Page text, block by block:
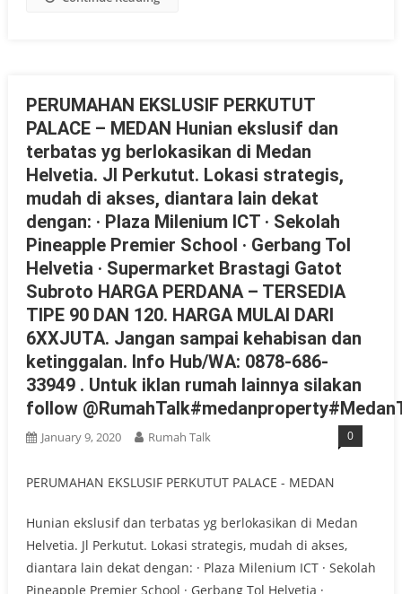
PERUMAHAN EKSLUSIF PERKUTUT
PALACE – MEDAN Hunian ekslusif dan
terbatas yg berlokasikan di Medan
Helvetia. Jl Perkutut. Lokasi strategis,
mudah di akses, diantara lain dekat
dengan: · Plaza Milenium ICT · Sekolah
Pineapple Premier School · Gerbang Tol
Helvetia · Supermarket Brastagi Gatot
Subroto HARGA PERDANA – TERSEDIA
TIPE 90 DAN 120. HARGA MULAI DARI
6XXJUTA. Jangan sampai kehabisan dan
ketinggalan. Info Hub/WA: 0878-686-
33949 . Untuk iklan rumah lainnya silakan
follow
January 9, 2020 Rumah Talk 0
PERUMAHAN EKSLUSIF PERKUTUT PALACE - MEDAN
Hunian ekslusif dan terbatas yg berlokasikan di Medan
Helvetia. Jl Perkutut. Lokasi strategis, mudah di akses,
diantara lain dekat dengan: · Plaza Milenium ICT · Sekolah
Pineapple Premier School · Gerbang Tol Helvetia ·